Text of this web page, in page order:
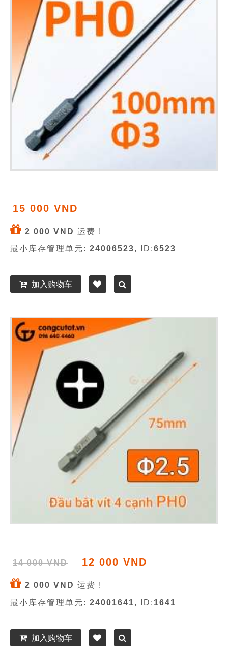
15 000 VND
2 000 VND 运费 !
最小库存管理单元: 24006523, ID:6523
加入购物车
14 000 VND 12 000 VND
2 000 VND 运费 !
最小库存管理单元: 24001641, ID: 1641
加入购物车